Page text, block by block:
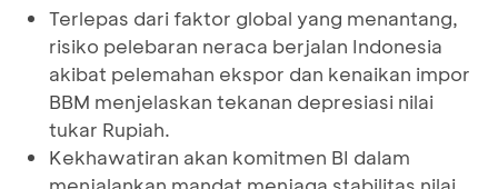
Terlepas dari faktor global yang menantang,
risiko pelebaran neraca berjalan Indonesia
akibat pelemahan ekspor dan kenaikan impor
BBM menjelaskan tekanan depresiasi nilai
tukar Rupiah.
Kekhawatiran akan komitmen BI dalam